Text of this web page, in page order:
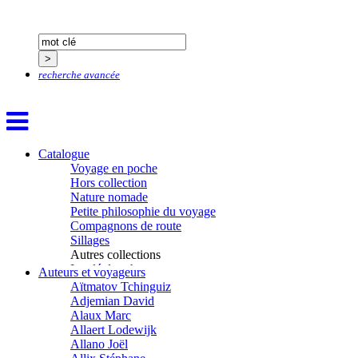
recherche avancée
Catalogue
Voyage en poche
Hors collection
Nature nomade
Petite philosophie du voyage
Compagnons de route
Sillages
Autres collections
La clé des champs
Chemins d’étoiles
Visions
Auteurs et voyageurs
Aïtmatov Tchinguiz
Adjemian David
Alaux Marc
Allaert Lodewijk
Allano Joël